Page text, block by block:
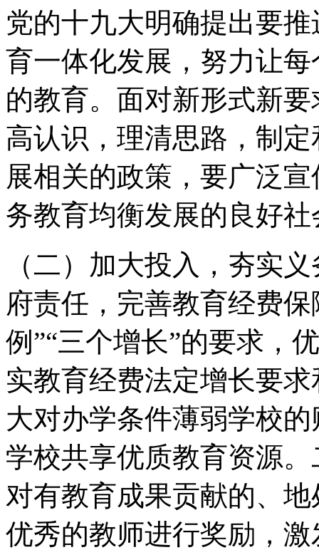
党的十九大明确提出要
育一体化发展，努力让
的教育。面对新形式新
高认识，理清思路，制
展相关的政策，要广泛
务教育均衡发展的良好
（二）加大投入，夯实
府责任，完善教育经费
例”“三个增长”的要求，
实教育经费法定增长要
大对办学条件薄弱学校
学校共享优质教育资源
对有教育成果贡献的、
优秀的教师进行奖励，